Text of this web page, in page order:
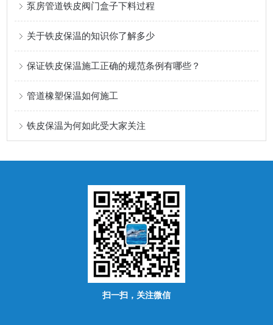
泵房管道铁皮阀门盒子下料过程
关于铁皮保温的知识你了解多少
保证铁皮保温施工正确的规范条例有哪些？
管道橡塑保温如何施工
铁皮保温为何如此受大家关注
扫一扫，关注微信